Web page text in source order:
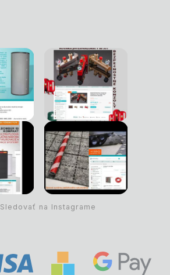
Sledovať na Instagrame